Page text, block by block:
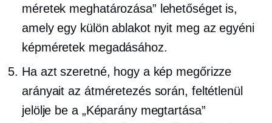
méretek meghatározása” lehetőséget is,
amely egy külön ablakot nyit meg az egyéni
képméretek megadásához.
Ha azt szeretné, hogy a kép megőrizze
arányait az átméretezés során, feltétlenül
jelölje be a „Képarány megtartása”